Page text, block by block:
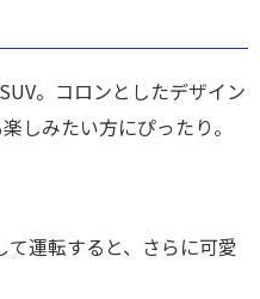
。コロンとしたデザイン
しみたい方にぴったり。
運転すると、さらに可愛